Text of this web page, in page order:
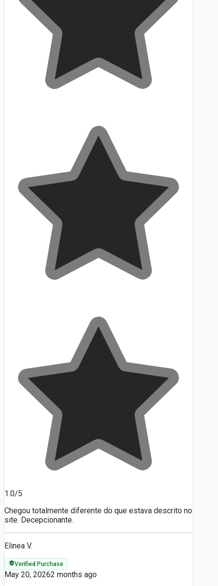
1.0/5
Chegou totalmente diferente do que estava descrito no
site. Decepcionante.
Elinea V.
Verified Purchase
May 20, 20262 months ago